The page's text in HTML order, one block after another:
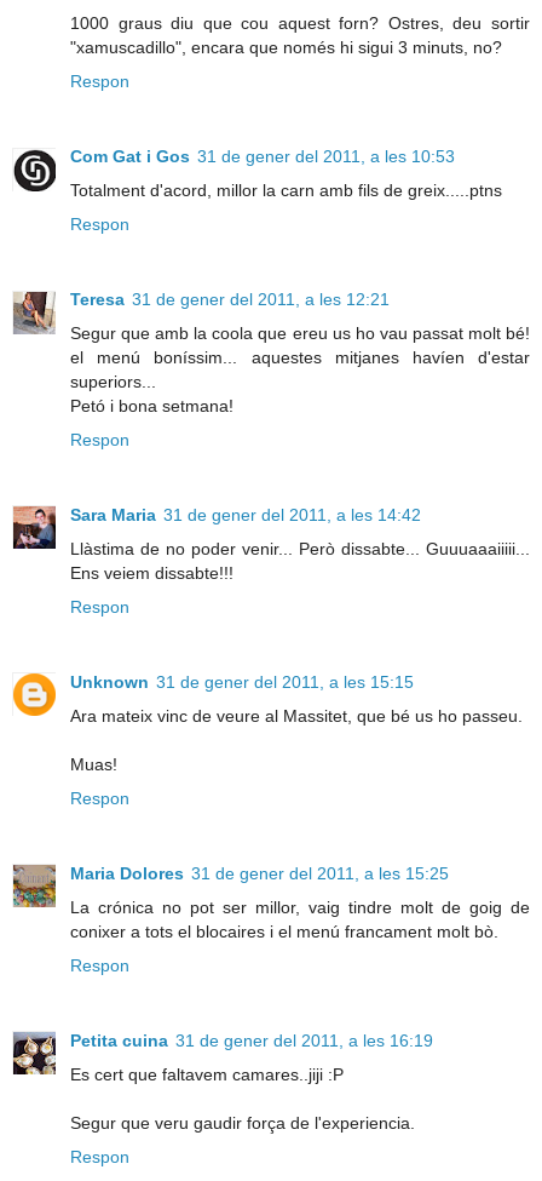
1000 graus diu que cou aquest forn? Ostres, deu sortir
"xamuscadillo", encara que només hi sigui 3 minuts, no?
Respon
Com Gat i Gos 31 de gener del 2011, a les 10:53
Totalment d'acord, millor la carn amb fils de greix.....ptns
Respon
Teresa 31 de gener del 2011, a les 12:21
Segur que amb la coola que ereu us ho vau passat molt bé!
el menú boníssim... aquestes mitjanes havíen d'estar
superiors...
Petó i bona setmana!
Respon
Sara Maria 31 de gener del 2011, a les 14:42
Llàstima de no poder venir... Però dissabte... Guuuaaaiiiii...
Ens veiem dissabte!!!
Respon
Unknown 31 de gener del 2011, a les 15:15
Ara mateix vinc de veure al Massitet, que bé us ho passeu.
Muas!
Respon
Maria Dolores 31 de gener del 2011, a les 15:25
La crónica no pot ser millor, vaig tindre molt de goig de
conixer a tots el blocaires i el menú francament molt bò.
Respon
Petita cuina 31 de gener del 2011, a les 16:19
Es cert que faltavem camares..jiji :P
Segur que veru gaudir força de l'experiencia.
Respon